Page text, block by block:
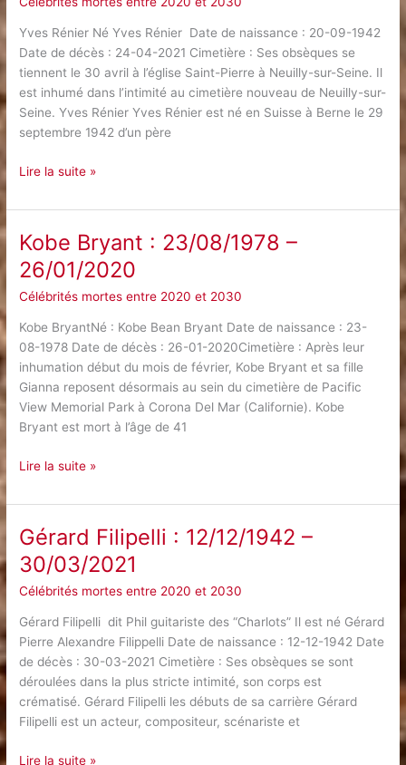
Yves Rénier Né Yves Rénier Date de naissance : 20-09-1942
Date de décès : 24-04-2021 Cimetière : Ses obsèques se
tiennent le 30 avril à l’église Saint-Pierre à Neuilly-sur-Seine. Il
est inhumé dans l’intimité au cimetière nouveau de Neuilly-sur-
Seine. Yves Rénier Yves Rénier est né en Suisse à Berne le 29
septembre 1942 d’un père
Yves
:
–
24/04/2021
Lire la suite »
Kobe Bryant : 23/08/1978 –
26/01/2020
Célébrités mortes entre 2020 et 2030
Kobe BryantNé : Kobe Bean Bryant Date de naissance : 23-
08-1978 Date de décès : 26-01-2020Cimetière : Après leur
inhumation début du mois de février, Kobe Bryant et sa fille
Gianna reposent désormais au sein du cimetière de Pacific
View Memorial Park à Corona Del Mar (Californie). Kobe
Bryant est mort à l’âge de 41
Kobe
:
23/08/1978
–
26/01/2020
Lire la suite »
Gérard Filipelli : 12/12/1942 –
30/03/2021
Célébrités mortes entre 2020 et 2030
Gérard Filipelli dit Phil guitariste des “Charlots” Il est né Gérard
Pierre Alexandre Filippelli Date de naissance : 12-12-1942 Date
de décès : 30-03-2021 Cimetière : Ses obsèques se sont
déroulées dans la plus stricte intimité, son corps est
crématisé. Gérard Filipelli les débuts de sa carrière Gérard
Filipelli est un acteur, compositeur, scénariste et
Gérard
Lire la suite »